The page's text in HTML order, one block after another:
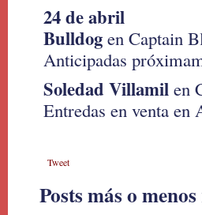
24 de abril
Bulldog en Captain
Anticipadas
Soledad Villamil en
Entredas en venta en
Tweet
Posts más o